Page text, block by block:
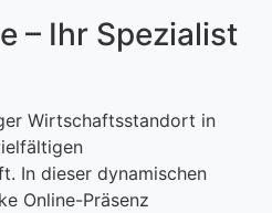
– Ihr Spezialist
Wirtschaftsstandort in
In dieser dynamischen
Online-Präsenz